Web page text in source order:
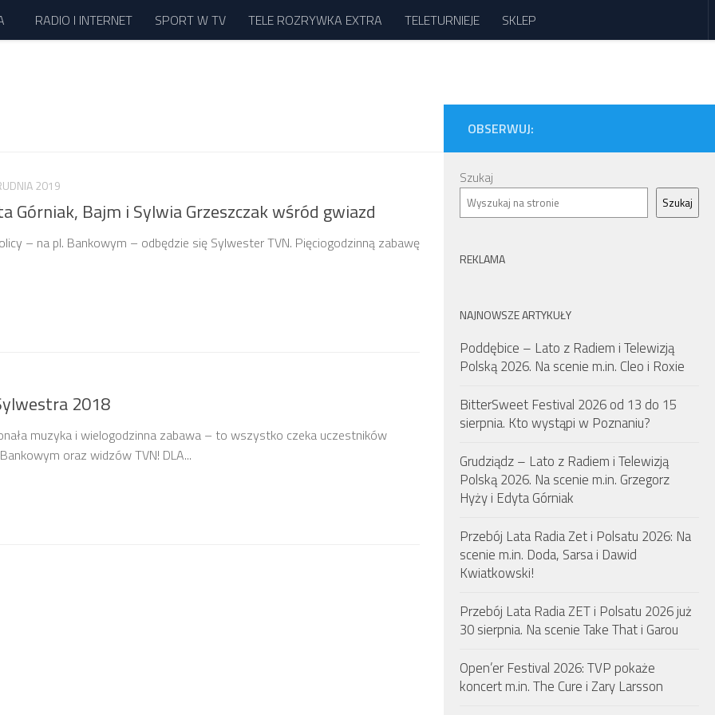
RADIO I INTERNET SPORT W TV TELE ROZRYWKA EXTRA TELETURNIEJE SKLEP
2019
Górniak, Bajm i Sylwia Grzeszczak wśród gwiazd
– na pl. Bankowym – odbędzie się Sylwester TVN. Pięciogodzinną zabawę
2018
muzyka i wielogodzinna zabawa – to wszystko czeka uczestników
oraz widzów TVN! DLA...
OBSERWUJ:
Szukaj
Szukaj
REKLAMA
NAJNOWSZE ARTYKUŁY
Poddębice – Lato z Radiem i Telewizją
Polską 2026. Na scenie m.in. Cleo i Roxie
BitterSweet Festival 2026 od 13 do 15
sierpnia. Kto wystąpi w Poznaniu?
Grudziądz – Lato z Radiem i Telewizją
Polską 2026. Na scenie m.in. Grzegorz
Hyży i Edyta Górniak
Przebój Lata Radia Zet i Polsatu 2026: Na
scenie m.in. Doda, Sarsa i Dawid
Kwiatkowski!
Przebój Lata Radia ZET i Polsatu 2026 już
30 sierpnia. Na scenie Take That i Garou
Open’er Festival 2026: TVP pokaże
koncert m.in. The Cure i Zary Larsson